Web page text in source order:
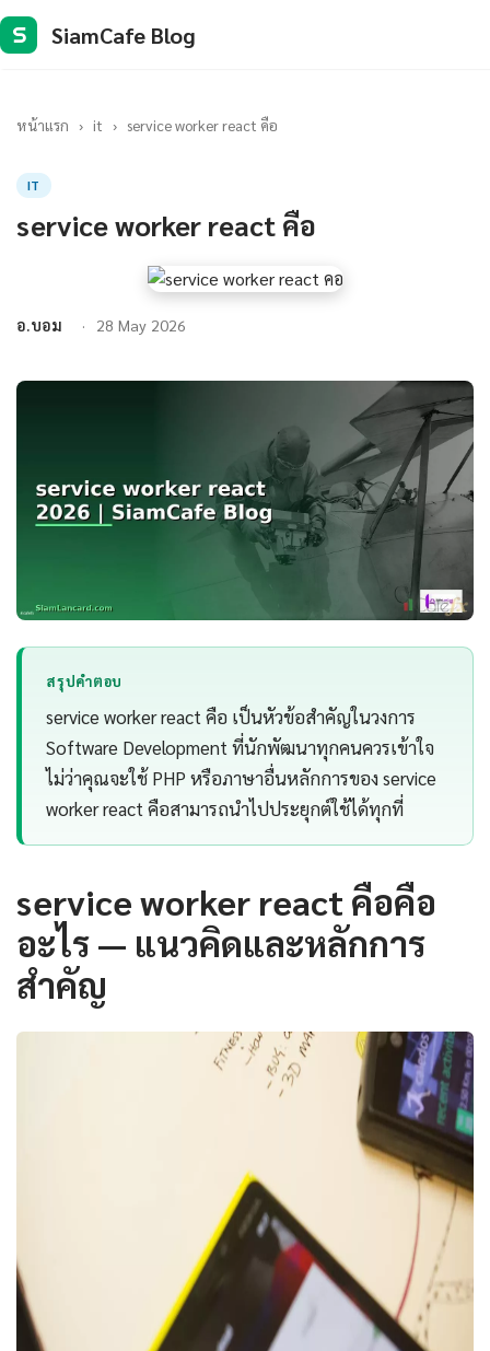
S SiamCafe Blog
หน้าแรก › it › service worker react คือ
IT
service worker react คือ
อ.บอม 28 May 2026
สรุปคำตอบ
service worker react คือ เป็นหัวข้อสำคัญในวงการ
Software Development ที่นักพัฒนาทุกคนควรเข้าใจ
ไม่ว่าคุณจะใช้ PHP หรือภาษาอื่นหลักการของ service
worker react คือสามารถนำไปประยุกต์ใช้ได้ทุกที่
service worker react คือคือ
อะไร — แนวคิดและหลักการ
สำคัญ